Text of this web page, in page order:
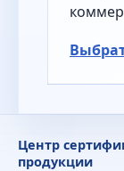
Центр
продукции